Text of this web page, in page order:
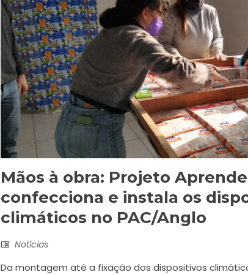
Mãos à obra: Projeto
confecciona e instala os
climáticos no PAC/Anglo
Notícias
Da montagem até a fixação dos dispositivos